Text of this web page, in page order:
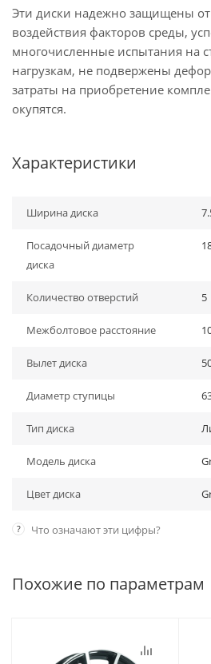
Эти диски надежно защищены от
воздействия факторов среды,
многочисленные испытания на
нагрузкам, не подвержены
затраты на приобретение
окупятся.
Характеристики
Ширина диска
Посадочный диаметр
диска
Количество отверстий 5
Межболтовое расстояние
Вылет диска
Диаметр ступицы
Тип диска
Модель диска
Цвет диска
? Что означают эти цифры?
Похожие по параметрам